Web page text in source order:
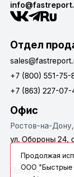
Отдел
+7 (800) 551-75-
+7 (863) 227-07-
Офис
Ростов-на-
ул. Обороны 24,
Продукты
Продолжая
ООО "Быстрые